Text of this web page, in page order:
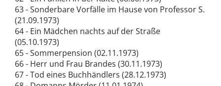
63 - Sonderbare Vorfälle im Hause von Professor S.
(21.09.1973)
64 - Ein Mädchen nachts auf der Straße
(05.10.1973)
65 - Sommerpension (02.11.1973)
66 - Herr und Frau Brandes (30.11.1973)
67 - Tod eines Buchhändlers (28.12.1973)